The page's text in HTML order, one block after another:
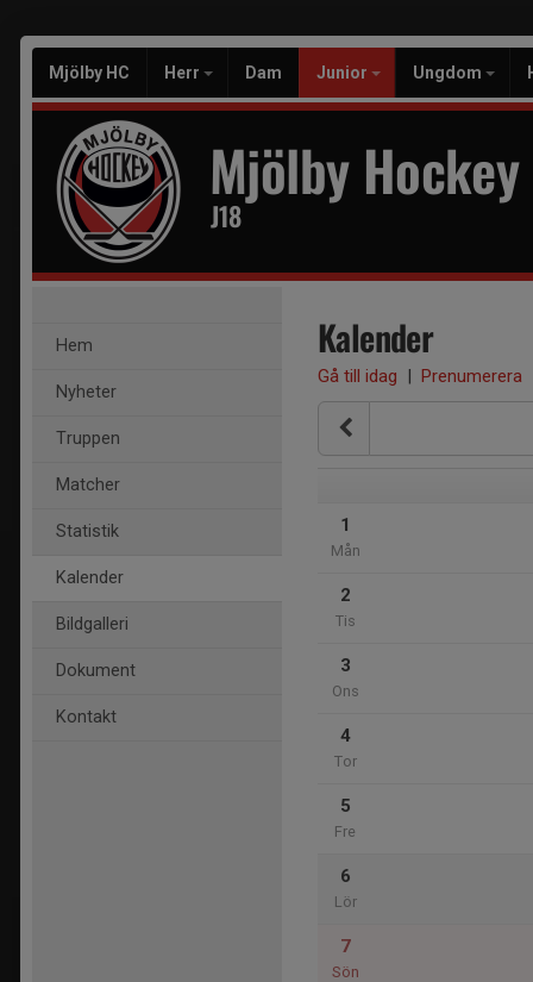
Mjölby HC Herr Dam Junior Ungdom
Mjölby Hockey
J18
Hem
Nyheter
Truppen
Matcher
Statistik
Kalender
Bildgalleri
Dokument
Kontakt
Kalender
Gå till idag | Prenumerera
1
Mån
2
Tis
3
Ons
4
Tor
5
Fre
6
Lör
7
Sön